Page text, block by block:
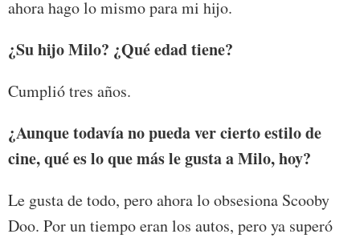
ahora hago lo mismo para mi hijo.
¿Su hijo Milo? ¿Qué edad tiene?
Cumplió tres años.
¿Aunque todavía no pueda ver cierto estilo de
cine, qué es lo que más le gusta a Milo, hoy?
Le gusta de todo, pero ahora lo obsesiona Scooby
Doo. Por un tiempo eran los autos, pero ya superó